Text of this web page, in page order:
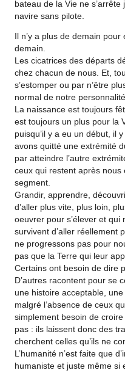
bateau de la Vie ne
navire sans pilote.
Il n’y a plus de demain
demain.
Les cicatrices des départs
chez chacun de nous. Et,
s’estomper ou par n’être
normal de notre
La naissance est toujours
est toujours un plus pour la
puisqu’il y a eu un début, il
avons quitté une extrémité
par atteindre l’autre
ceux qui restent après
segment.
Grandir, apprendre,
d’aller plus vite, plus loin,
oeuvrer pour s’élever et qui
survivent d’aller réellement
ne progressons pas pour
pas que la Terre qui leur
Certains ont besoin de dire
D’autres racontent pour se
une histoire acceptable,
malgré l’absence de ceux
simplement besoin de
pas : ils laissent donc des
cherchent celles qu’ils ne
L’humanité n’est faite que
humaniste et juste même si